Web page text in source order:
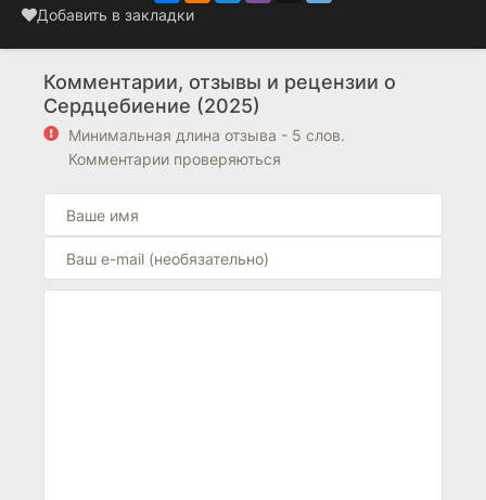
Добавить в закладки
Комментарии, отзывы и рецензии о
Сердцебиение (2025)
Минимальная длина отзыва - 5 слов.
Комментарии проверяються